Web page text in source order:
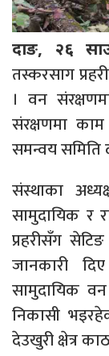
दाङ, २६
तस्करसाग
। वन
संरक्षणमा
समन्वय समिति
संस्थाका
सामुदायिक र
प्रहरीसँग
जानकारी
सामुदायिक
निकासी
देउखुरी क्षेत्र